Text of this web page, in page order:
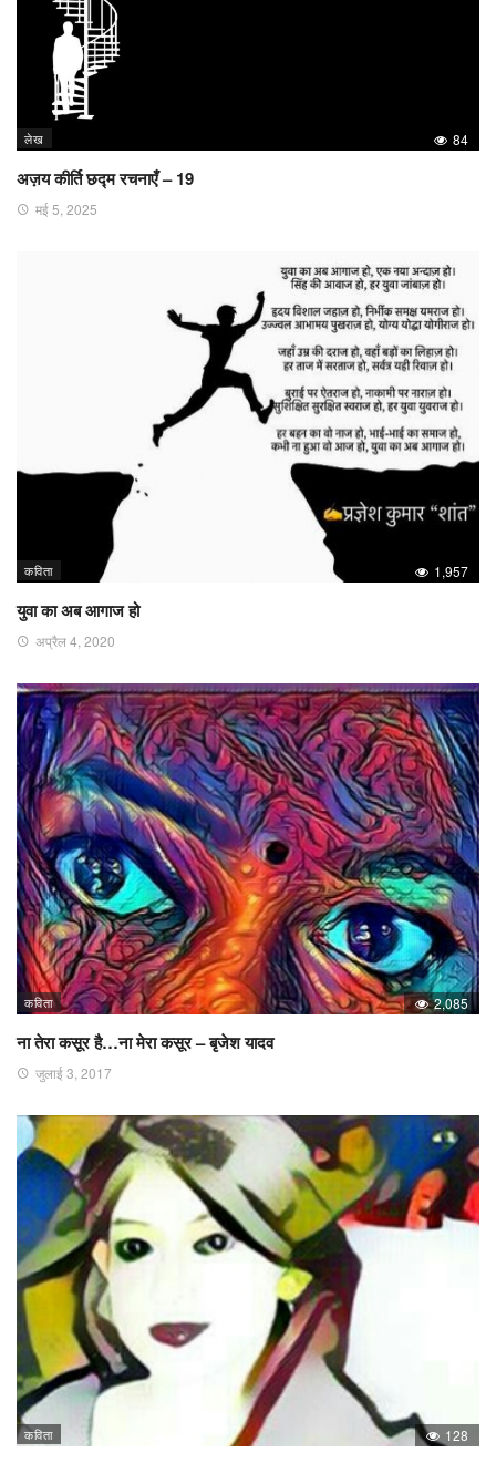
लेख 84
अज़य कीर्ति छद्म रचनाएँ – 19
मई 5, 2025
कविता 1,957
युवा का अब आगाज हो
अप्रैल 4, 2020
कविता 2,085
ना तेरा कसूर है…ना मेरा कसूर – बृजेश यादव
जुलाई 3, 2017
कविता 128